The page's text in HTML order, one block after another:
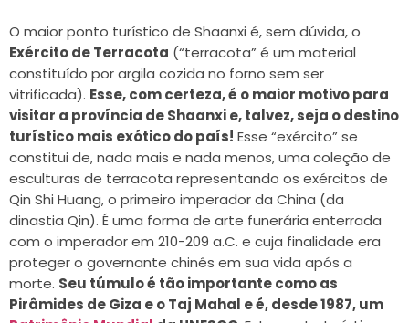
O maior ponto turístico de Shaanxi é, sem dúvida, o
Exército de Terracota (“terracota” é um material
constituído por argila cozida no forno sem ser
vitrificada). Esse, com certeza, é o maior motivo para
visitar a província de Shaanxi e, talvez, seja o destino
turístico mais exótico do país! Esse “exército” se
constitui de, nada mais e nada menos, uma coleção de
esculturas de terracota representando os exércitos de
Qin Shi Huang, o primeiro imperador da China (da
dinastia Qin). É uma forma de arte funerária enterrada
com o imperador em 210-209 a.C. e cuja finalidade era
proteger o governante chinês em sua vida após a
morte. Seu túmulo é tão importante como as
Pirâmides de Giza e o Taj Mahal e é, desde 1987, um